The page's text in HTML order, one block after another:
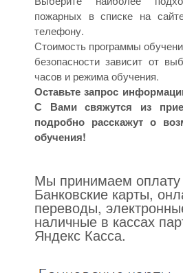
пожарных в списке на
телефону.
Стоимость программы
безопасности зависит от
часов и режима обучения.
Оставьте запрос
С Вами свяжутся из
подробно расскажут о
обучения!
Мы принимаем оплату
Банковские карты,
переводы,
наличные в кассах
Яндекс Касса.